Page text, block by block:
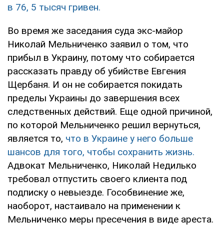
в 76, 5 тысяч гривен.
Во время же заседания суда экс-майор
Николай Мельниченко заявил о том, что
прибыл в Украину, потому что собирается
рассказать правду об убийстве Евгения
Щербаня. И он не собирается покидать
пределы Украины до завершения всех
следственных действий. Еще одной причиной,
по которой Мельниченко решил вернуться,
является то, что в Украине у него больше
шансов для того, чтобы сохранить жизнь.
Адвокат Мельниченко, Николай Недилько
требовал отпустить своего клиента под
подписку о невыезде. Гособвинение же,
наоборот, настаивало на применении к
Мельниченко меры пресечения в виде ареста.